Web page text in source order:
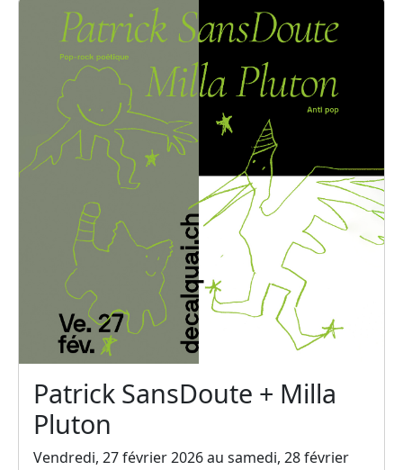
Patrick SansDoute + Milla
Pluton
Vendredi, 27 février 2026 au samedi, 28 février